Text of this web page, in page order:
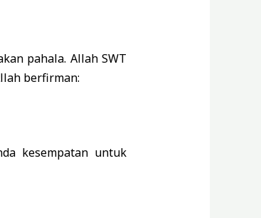
pahala. Allah SWT
berfirman:
kesempatan untuk